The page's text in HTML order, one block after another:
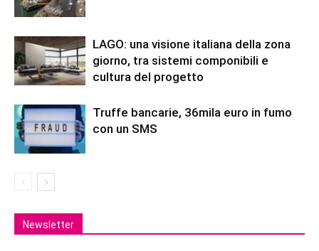
LAGO: una visione italiana della zona
giorno, tra sistemi componibili e
cultura del progetto
Truffe bancarie, 36mila euro in fumo
con un SMS
Newsletter